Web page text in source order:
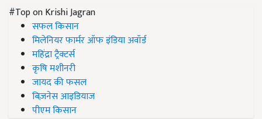
#Top on Krishi Jagran
सफल किसान
मिलेनियर फार्मर ऑफ इंडिया अवॉर्ड
महिंद्रा ट्रैक्टर्स
कृषि मशीनरी
जायद की फसल
बिज़नेस आइडियाज
पीएम किसान